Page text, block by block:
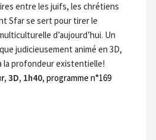
entre les juifs, les chrétiens
Sfar se sert pour tirer le
d’aujourd’hui. Un
judicieusement animé en 3D,
la profondeur existentielle!
3D, 1h40, programme n°169